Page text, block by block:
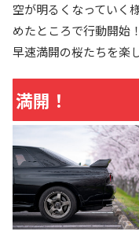
空が明るくなっていく
めたところで行動開始！
早速満開の桜たちを楽
満開！